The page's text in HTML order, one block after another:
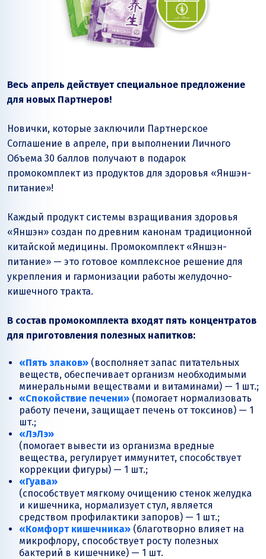
Весь апрель действует специальное предложение
для новых Партнеров!
Новички, которые заключили Партнерское
Соглашение в апреле, при выполнении Личного
Объема 30 баллов получают в подарок
промокомплект из продуктов для здоровья «Яншэн-
питание»!
Каждый продукт системы взращивания здоровья
«Яншэн» создан по древним канонам традиционной
китайской медицины. Промокомплект «Яншэн-
питание» — это готовое комплексное решение для
укрепления и гармонизации работы желудочно-
кишечного тракта.
В состав промокомплекта входят пять концентратов
для приготовления полезных напитков:
«Пять злаков» (восполняет запас питательных
веществ, обеспечивает организм необходимыми
минеральными веществами и витаминами) — 1 шт.;
«Спокойствие печени» (помогает нормализовать
работу печени, защищает печень от токсинов) — 1
шт.;
«ЛэЛэ»
(помогает вывести из организма вредные
вещества, регулирует иммунитет, способствует
коррекции фигуры) — 1 шт.;
«Гуава»
(способствует мягкому очищению стенок желудка
и кишечника, нормализует стул, является
средством профилактики запоров) — 1 шт.;
«Комфорт кишечника» (благотворно влияет на
микрофлору, способствует росту полезных
бактерий в кишечнике) — 1 шт.